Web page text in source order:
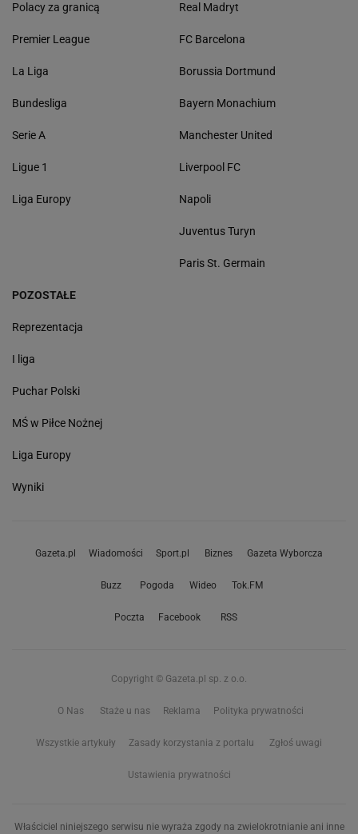
Polacy za granicą
Premier League
La Liga
Bundesliga
Serie A
Ligue 1
Liga Europy
Real Madryt
FC Barcelona
Borussia Dortmund
Bayern Monachium
Manchester United
Liverpool FC
Napoli
Juventus Turyn
Paris St. Germain
POZOSTAŁE
Reprezentacja
I liga
Puchar Polski
MŚ w Piłce Nożnej
Liga Europy
Wyniki
Gazeta.pl Wiadomości Sport.pl Biznes Gazeta Wyborcza
Buzz Pogoda Wideo Tok.FM
Poczta Facebook RSS
Copyright © Gazeta.pl sp. z o.o.
O Nas Staże u nas Reklama Polityka prywatności
Wszystkie artykuły Zasady korzystania z portalu Zgłoś uwagi
Ustawienia prywatności
Właściciel niniejszego serwisu nie wyraża zgody na zwielokrotnianie ani inne